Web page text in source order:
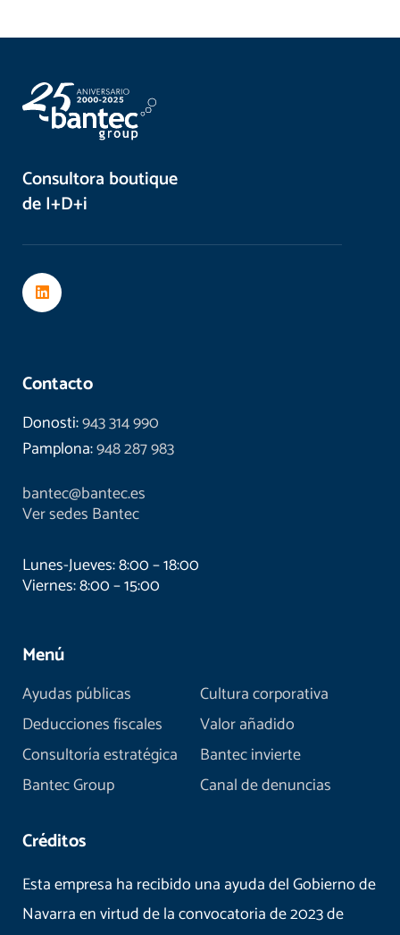
Consultora boutique
de I+D+i
Contacto
Donosti:943 314 990
Pamplona:948 287 983
bantec@bantec.es
Ver sedes Bantec
Lunes-Jueves: 8:00 – 18:00
Viernes: 8:00 – 15:00
Menú
Ayudas públicas
Deducciones fiscales
Consultoría estratégica
Bantec Group
Cultura corporativa
Valor añadido
Bantec invierte
Canal de denuncias
Créditos
Esta empresa ha recibido una ayuda del Gobierno de
Navarra en virtud de la convocatoria de 2023 de